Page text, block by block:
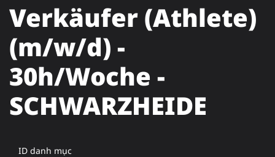
Verkäufer (Athlete)
(m/w/d) -
30h/Woche -
SCHWARZHEIDE
ID danh mục